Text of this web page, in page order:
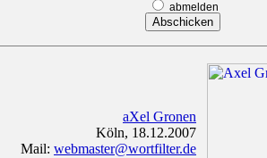
abmelden
aXel Gronen
Köln, 18.12.2007
Mail: webmaster@wortfilter.de